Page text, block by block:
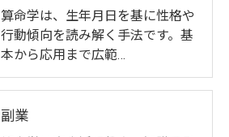
算命学は、生年月日を基に性格や
行動傾向を読み解く手法です。基
本から応用まで広範…
副業